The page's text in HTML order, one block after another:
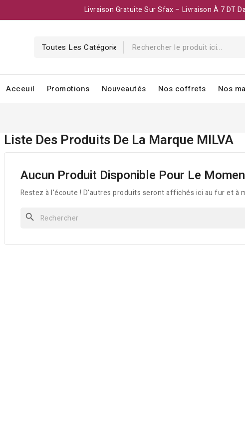
Livraison Gratuite Sur Sfax – Livraison À 7 DT
Acceuil Promotions Nouveautés Nos coffrets Nos
Liste Des Produits De La Marque MILVA
Aucun Produit Disponible Pour Le
Restez à l'écoute ! D'autres produits seront affichés ici au fur et à
search